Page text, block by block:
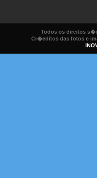
Todos os direitos
Cr�editos das fotos e